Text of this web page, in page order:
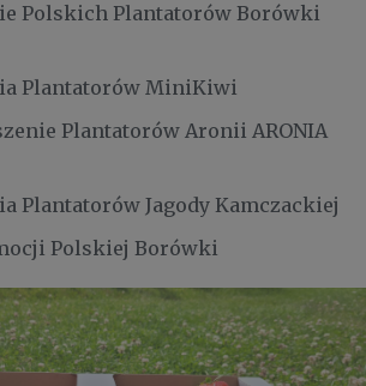
Polskich Plantatorów Borówki
Plantatorów MiniKiwi
Plantatorów Aronii ARONIA
Plantatorów Jagody Kamczackiej
Polskiej Borówki